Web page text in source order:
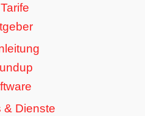
Tarife
& Dienste